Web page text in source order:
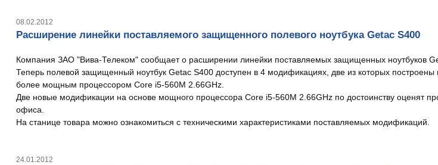
08.02.2012
Расширение линейки поставляемого защищенного полевого ноутбука Getac S400
Компания ЗАО "Вива-Телеком" сообщает о расширении линейки поставляемых защищенных ноутбуков
Теперь полевой защищенный ноутбук Getac S400 доступен в 4 модификациях, две из которых
более мощным процессором Core i5-560M 2.66GHz.
Две новые модификации на основе мощного процессора Core i5-560M 2.66GHz по достоинству оценят
офиса.
На станице товара можно ознакомиться с техническими характеристиками поставляемых модификаций.
24.01.2012